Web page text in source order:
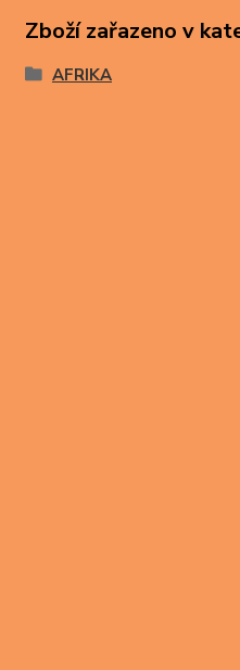
Zboží zařazeno v
AFRIKA